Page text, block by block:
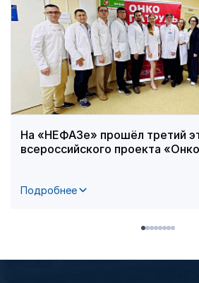
На «НЕФАЗе» прошёл третий
всероссийского проекта
Подробнее